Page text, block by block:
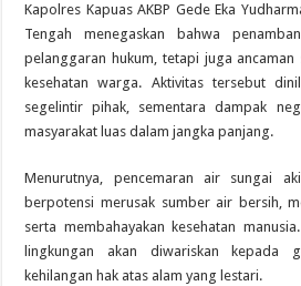
Kapolres Kapuas AKBP Gede Eka
Tengah menegaskan bahwa
pelanggaran hukum, tetapi juga
kesehatan warga. Aktivitas tersebut
segelintir pihak, sementara dampak
masyarakat luas dalam jangka panjang.
Menurutnya, pencemaran air sungai
berpotensi merusak sumber air bersih,
serta membahayakan kesehatan
lingkungan akan diwariskan kepada
kehilangan hak atas alam yang lestari.